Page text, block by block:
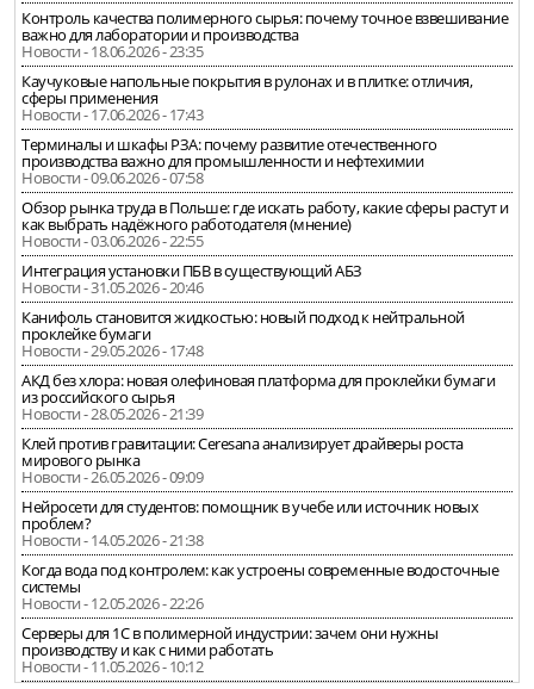
Контроль качества полимерного сырья: почему точное взвешивание
важно для лаборатории и производства
Новости - 18.06.2026 - 23:35
Каучуковые напольные покрытия в рулонах и в плитке: отличия,
сферы применения
Новости - 17.06.2026 - 17:43
Терминалы и шкафы РЗА: почему развитие отечественного
производства важно для промышленности и нефтехимии
Новости - 09.06.2026 - 07:58
Обзор рынка труда в Польше: где искать работу, какие сферы растут и
как выбрать надёжного работодателя (мнение)
Новости - 03.06.2026 - 22:55
Интеграция установки ПБВ в существующий АБЗ
Новости - 31.05.2026 - 20:46
Канифоль становится жидкостью: новый подход к нейтральной
проклейке бумаги
Новости - 29.05.2026 - 17:48
АКД без хлора: новая олефиновая платформа для проклейки бумаги
из российского сырья
Новости - 28.05.2026 - 21:39
Клей против гравитации: Ceresana анализирует драйверы роста
мирового рынка
Новости - 26.05.2026 - 09:09
Нейросети для студентов: помощник в учебе или источник новых
проблем?
Новости - 14.05.2026 - 21:38
Когда вода под контролем: как устроены современные водосточные
системы
Новости - 12.05.2026 - 22:26
Серверы для 1С в полимерной индустрии: зачем они нужны
производству и как с ними работать
Новости - 11.05.2026 - 10:12